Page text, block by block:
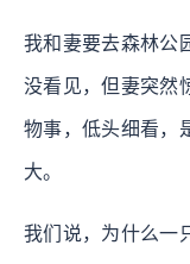
我和妻要去森林公
没看见，但妻突然
物事，低头细看，
大。
我们说，为什么一